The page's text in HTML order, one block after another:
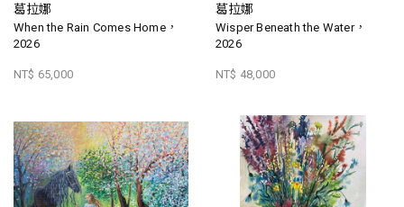
葛拉娜
When the Rain Comes Home，
2026
NT$ 65,000
葛拉娜
Wisper Beneath the Water，
2026
NT$ 48,000